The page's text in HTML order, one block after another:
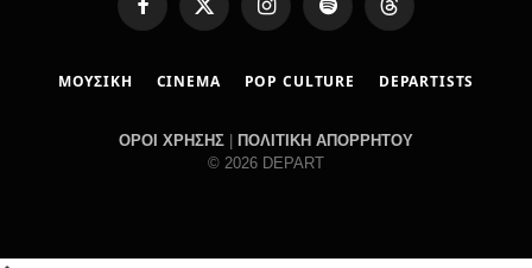
F
o
X
w
t
e
I
t
r
a
S
t
y
T
e
s
ΜΟΥΣΙΚΗ CINEMA POP CULTURE DEPARTISTS
ΟΡΟΙ ΧΡΗΣΗΣ
ΠΟΛΙΤΙΚΗ ΑΠΟΡΡΗΤΟΥ
© 2026 DEPART